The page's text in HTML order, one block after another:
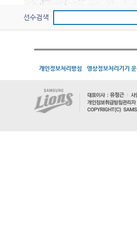
선수검색
개인정보처리방침 영상정보처리기기